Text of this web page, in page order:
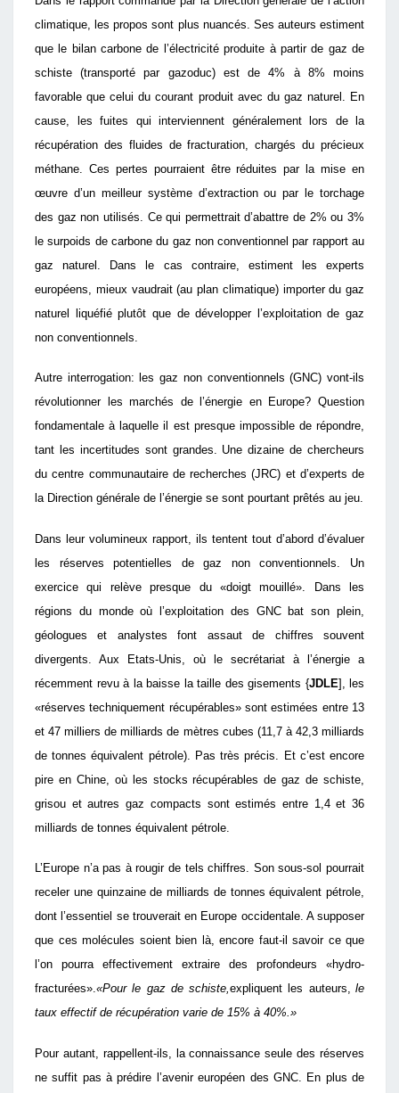
climatique, les propos sont plus nuancés. Ses auteurs estiment
que le bilan carbone de l’électricité produite à partir de gaz de
schiste (transporté par gazoduc) est de 4% à 8% moins
favorable que celui du courant produit avec du gaz naturel. En
cause, les fuites qui interviennent généralement lors de la
récupération des fluides de fracturation, chargés du précieux
méthane. Ces pertes pourraient être réduites par la mise en
œuvre d’un meilleur système d’extraction ou par le torchage
des gaz non utilisés. Ce qui permettrait d’abattre de 2% ou 3%
le surpoids de carbone du gaz non conventionnel par rapport au
gaz naturel. Dans le cas contraire, estiment les experts
européens, mieux vaudrait (au plan climatique) importer du gaz
naturel liquéfié plutôt que de développer l’exploitation de gaz
non conventionnels.
Autre interrogation: les gaz non conventionnels (GNC) vont-ils
révolutionner les marchés de l’énergie en Europe? Question
fondamentale à laquelle il est presque impossible de répondre,
tant les incertitudes sont grandes. Une dizaine de chercheurs
du centre communautaire de recherches (JRC) et d’experts de
la Direction générale de l’énergie se sont pourtant prêtés au jeu.
Dans leur volumineux rapport, ils tentent tout d’abord d’évaluer
les réserves potentielles de gaz non conventionnels. Un
exercice qui relève presque du «doigt mouillé». Dans les
régions du monde où l’exploitation des GNC bat son plein,
géologues et analystes font assaut de chiffres souvent
divergents. Aux Etats-Unis, où le secrétariat à l’énergie a
récemment revu à la baisse la taille des gisements {JDLE], les
«réserves techniquement récupérables» sont estimées entre 13
et 47 milliers de milliards de mètres cubes (11,7 à 42,3 milliards
de tonnes équivalent pétrole). Pas très précis. Et c’est encore
pire en Chine, où les stocks récupérables de gaz de schiste,
grisou et autres gaz compacts sont estimés entre 1,4 et 36
milliards de tonnes équivalent pétrole.
L’Europe n’a pas à rougir de tels chiffres. Son sous-sol pourrait
receler une quinzaine de milliards de tonnes équivalent pétrole,
dont l’essentiel se trouverait en Europe occidentale. A supposer
que ces molécules soient bien là, encore faut-il savoir ce que
l’on pourra effectivement extraire des profondeurs «hydro-
fracturées».«Pour le gaz de schiste,expliquent les auteurs, le
taux effectif de récupération varie de 15% à 40%.»
Pour autant, rappellent-ils, la connaissance seule des réserves
ne suffit pas à prédire l’avenir européen des GNC. En plus de